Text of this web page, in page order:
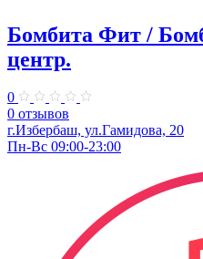
Бомбита Фит /
центр.
0
0 отзывов
г.Избербаш, ул.Гамидова, 20
Пн-Вс 09:00-23:00